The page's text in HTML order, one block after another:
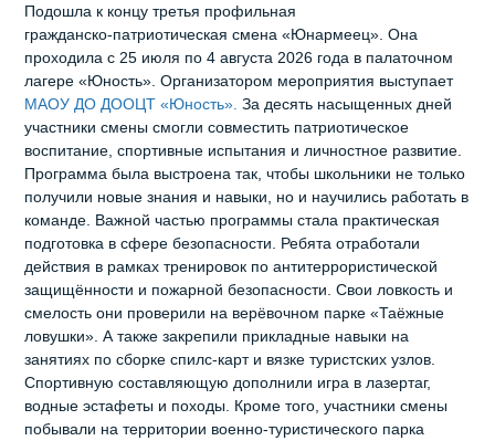
Подошла к концу третья профильная
гражданско‑патриотическая смена «Юнармеец». Она
проходила с 25 июля по 4 августа 2026 года в палаточном
лагере «Юность». Организатором мероприятия выступает
МАОУ ДО ДООЦТ «Юность». За десять насыщенных дней
участники смены смогли совместить патриотическое
воспитание, спортивные испытания и личностное развитие.
Программа была выстроена так, чтобы школьники не только
получили новые знания и навыки, но и научились работать в
команде. Важной частью программы стала практическая
подготовка в сфере безопасности. Ребята отработали
действия в рамках тренировок по антитеррористической
защищённости и пожарной безопасности. Свои ловкость и
смелость они проверили на верёвочном парке «Таёжные
ловушки». А также закрепили прикладные навыки на
занятиях по сборке спилс‑карт и вязке туристских узлов.
Спортивную составляющую дополнили игра в лазертаг,
водные эстафеты и походы. Кроме того, участники смены
побывали на территории военно‑туристического парка